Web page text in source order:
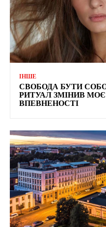
ІНШЕ
СВОБОДА БУТИ
РИТУАЛ ЗМІНИВ
ВПЕВНЕНОСТІ